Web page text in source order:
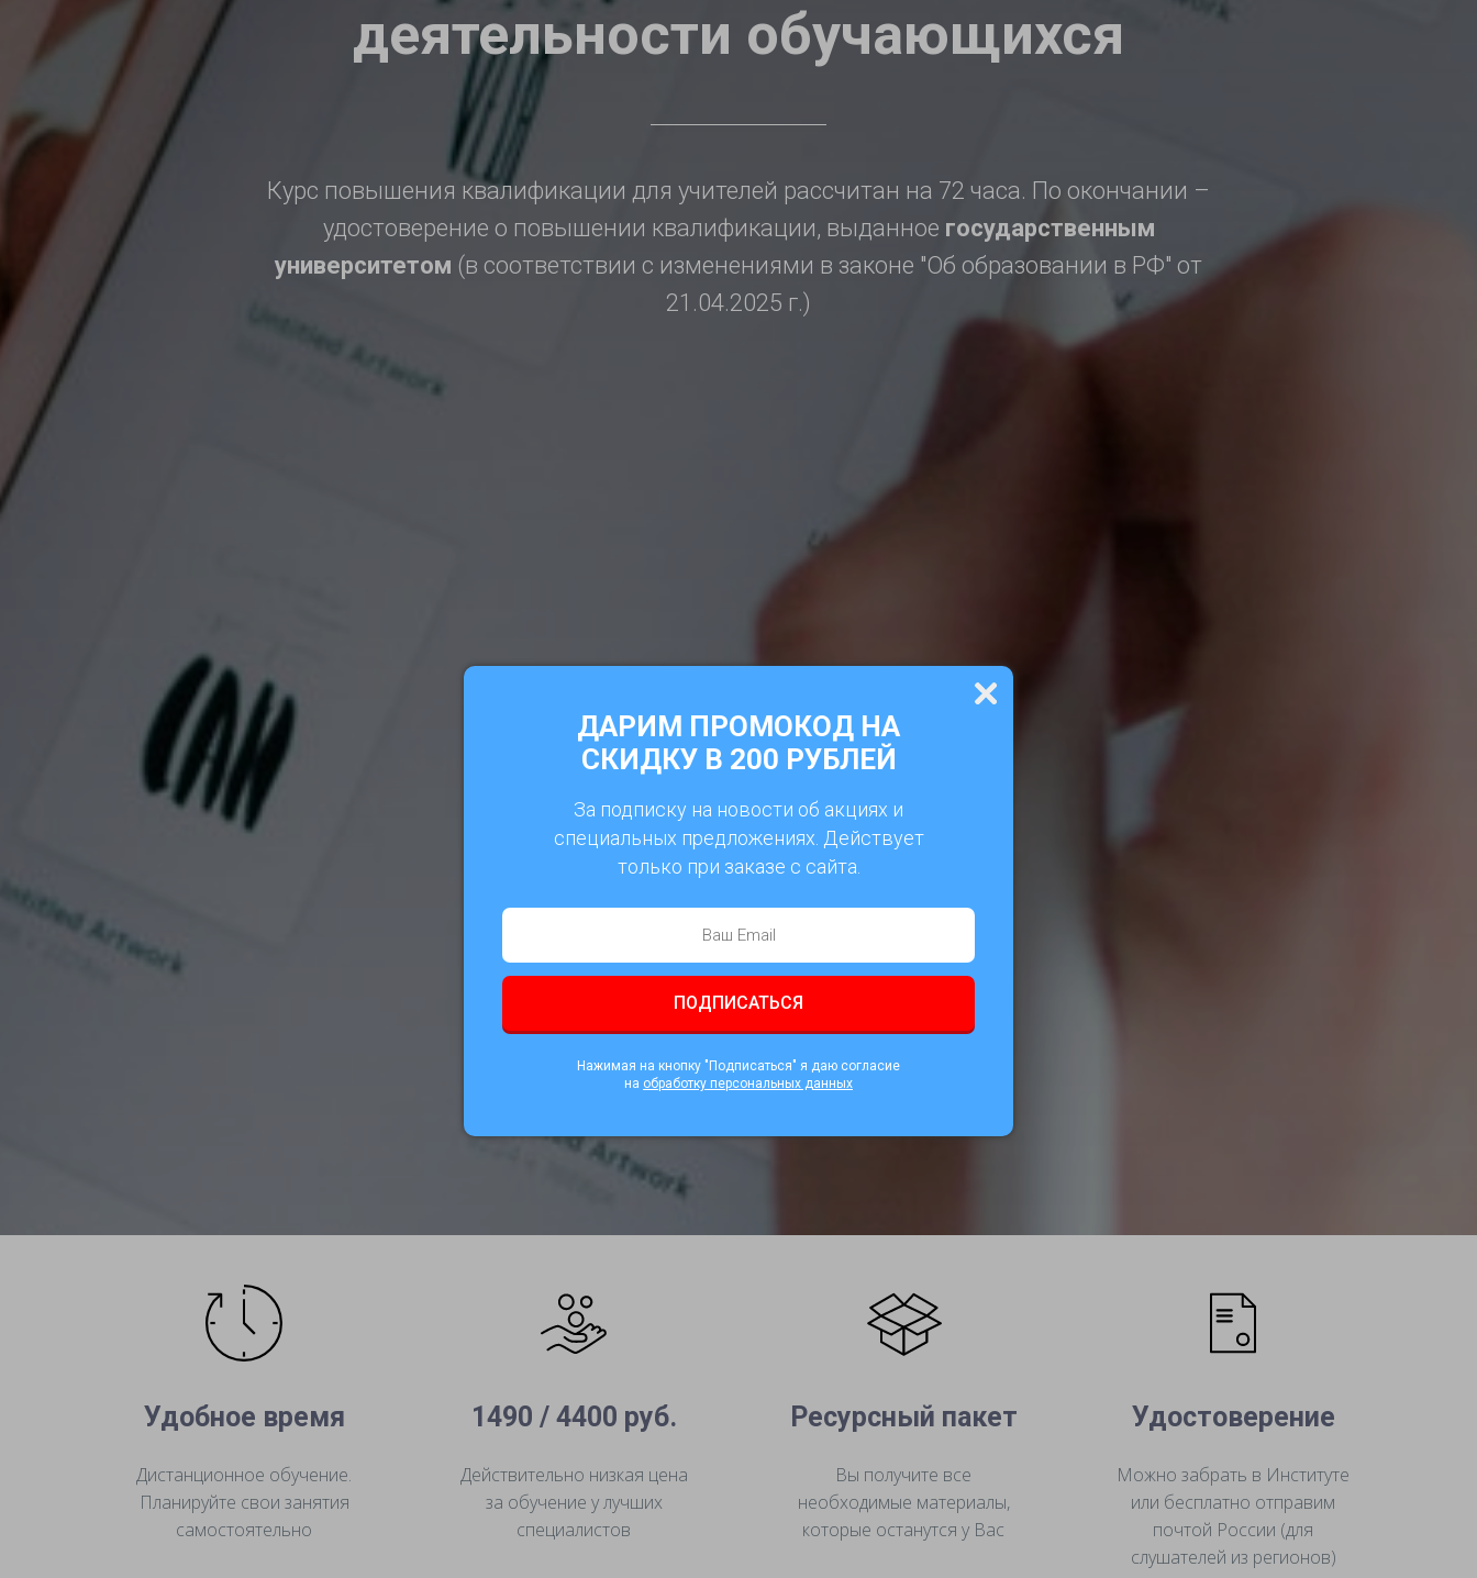
ДАРИМ ПРОМОКОД НА
СКИДКУ В 200 РУБЛЕЙ
За подписку на новости об акциях и
специальных предложениях. Действует
только при заказе с сайта.
ПОДПИСАТЬСЯ
Нажимая на кнопку "Подписаться" я даю согласие
на обработку персональных данных
деятельности обучающихся
Курс повышения квалификации для учителей рассчитан на 72 часа. По окончании –
удостоверение о повышении квалификации, выданное государственным
университетом (в соответствии с изменениями в законе "Об образовании в РФ" от
21.04.2025 г.)
Удобное время
Дистанционное обучение.
Планируйте свои занятия
самостоятельно
1490 / 4400 руб.
Действительно низкая цена
за обучение у лучших
специалистов
Ресурсный пакет
Вы получите все
необходимые материалы,
которые останутся у Вас
Удостоверение
Можно забрать в Институте
или бесплатно отправим
почтой России (для
слушателей из регионов)